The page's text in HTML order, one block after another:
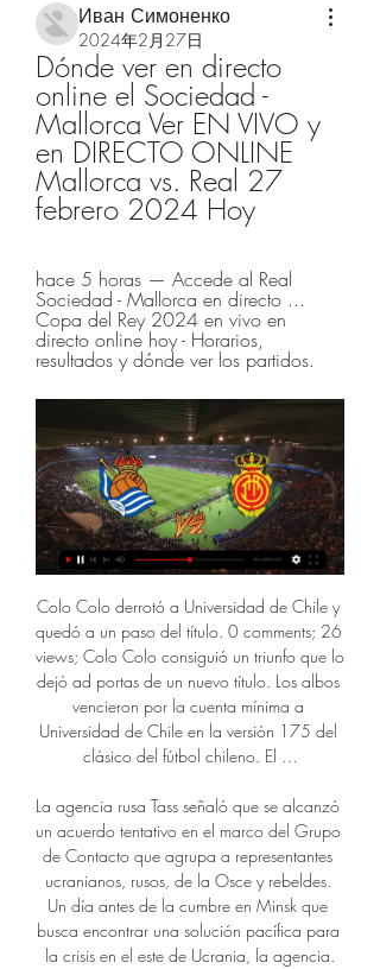
Иван Симоненко
2024年2月27日
Dónde ver en directo
online el Sociedad -
Mallorca Ver EN VIVO y
en DIRECTO ONLINE
Mallorca vs. Real 27
febrero 2024 Hoy
hace 5 horas — Accede al Real
Sociedad - Mallorca en directo ...
Copa del Rey 2024 en vivo en
directo online hoy - Horarios,
resultados y dónde ver los partidos.
Colo Colo derrotó a Universidad de Chile y
quedó a un paso del título. 0 comments; 26
views; Colo Colo consiguió un triunfo que lo
dejó ad portas de un nuevo título. Los albos
vencieron por la cuenta mínima a
Universidad de Chile en la versión 175 del
clásico del fútbol chileno. El …
La agencia rusa Tass señaló que se alcanzó
un acuerdo tentativo en el marco del Grupo
de Contacto que agrupa a representantes
ucranianos, rusos, de la Osce y rebeldes.
Un día antes de la cumbre en Minsk que
busca encontrar una solución pacífica para
la crisis en el este de Ucrania, la agencia.